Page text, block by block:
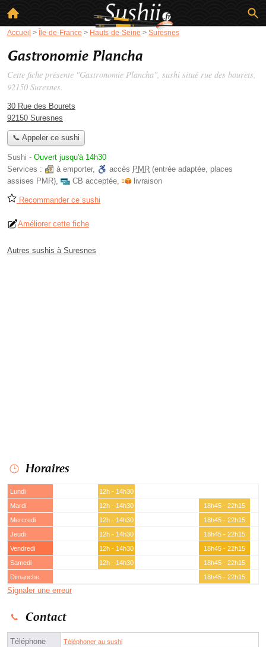
Accueil > Île-de-France > Hauts-de-Seine > Suresnes
Gastronomie Plancha
Cette fiche présente "Gastronomie Plancha", sushi situé rue des bourets,
92150 Suresnes.
30 Rue des Bourets
92150 Suresnes
📞 Appeler ce sushi
Sushi - Ouvert jusqu'à 14h30
Services :
à emporter, accès PMR (entrée adaptée, places
assises PMR), CB acceptée, livraison
Recommander ce sushi
Améliorer cette fiche
Autres sushis à Suresnes
Horaires
Lundi
12h - 14h30
Mardi
12h - 14h30
18h45 - 22h15
Mercredi
12h - 14h30
18h45 - 22h15
Jeudi
12h - 14h30
18h45 - 22h15
Vendredi
12h - 14h30
18h45 - 22h15
Samedi
12h - 14h30
18h45 - 22h15
Dimanche
18h45 - 22h15
Signaler une erreur
Contact
Téléphone Téléphoner au sushi